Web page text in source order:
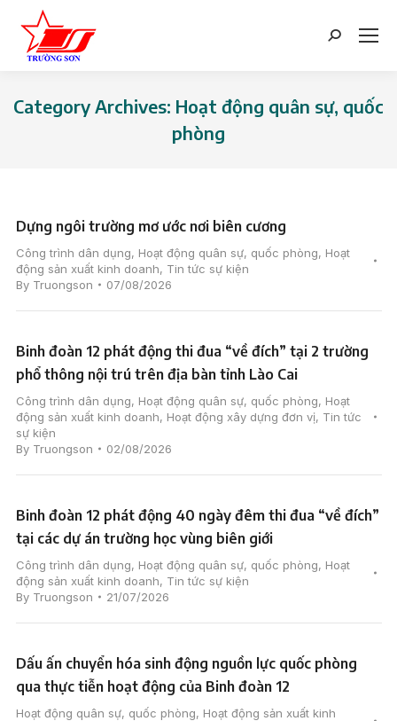
Search:
Category Archives: Hoạt động quân sự, quốc
phòng
Dựng ngôi trường mơ ước nơi biên cương
Công trình dân dụng, Hoạt động quân sự, quốc phòng, Hoạt
động sản xuất kinh doanh, Tin tức sự kiện
By Truongson 07/08/2026
Binh đoàn 12 phát động thi đua “về đích” tại 2 trường
phổ thông nội trú trên địa bàn tỉnh Lào Cai
Công trình dân dụng, Hoạt động quân sự, quốc phòng, Hoạt
động sản xuất kinh doanh, Hoạt động xây dựng đơn vị, Tin tức
sự kiện
By Truongson 02/08/2026
Binh đoàn 12 phát động 40 ngày đêm thi đua “về đích”
tại các dự án trường học vùng biên giới
Công trình dân dụng, Hoạt động quân sự, quốc phòng, Hoạt
động sản xuất kinh doanh, Tin tức sự kiện
By Truongson 21/07/2026
Dấu ấn chuyển hóa sinh động nguồn lực quốc phòng
qua thực tiễn hoạt động của Binh đoàn 12
Hoạt động quân sự, quốc phòng, Hoạt động sản xuất kinh